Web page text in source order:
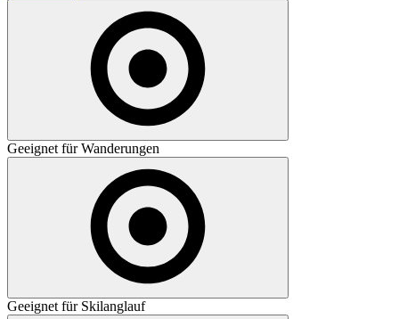
Geeignet für Wanderungen
Geeignet für Skilanglauf